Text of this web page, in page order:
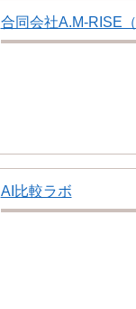
合同会社A.M-RISE
AI比較ラボ